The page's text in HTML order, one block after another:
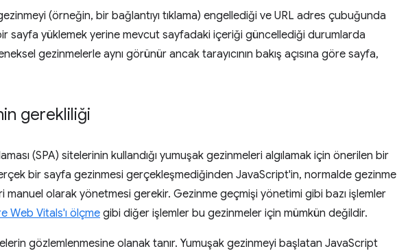
(örneğin, bir bağlantıyı tıklama) engellediği ve URL adres çubuğunda
sayfa yüklemek yerine mevcut sayfadaki içeriği güncellediği durumlarda
gezinmelerle aynı görünür ancak tarayıcının bakış açısına göre sayfa,
gerekliliği
(SPA) sitelerinin kullandığı yumuşak gezinmeleri algılamak için önerilen bir
bir sayfa gezinmesi gerçekleşmediğinden JavaScript'in, normalde gezinme
manuel olarak yönetmesi gerekir. Gezinme geçmişi yönetimi gibi bazı işlemler
Web Vitals'ı ölçme gibi diğer işlemler bu gezinmeler için mümkün değildir.
gözlemlenmesine olanak tanır. Yumuşak gezinmeyi başlatan JavaScript